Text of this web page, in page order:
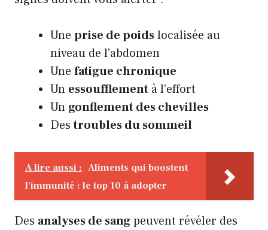
Une prise de poidslocalisée au
niveau de l’abdomen
Une fatigue chronique
Un essoufflement à l’effort
Un gonflement des chevilles
Destroubles du sommeil
A lire aussi : Aliments qui boostent
l'immunité : le top 10 à adopter
Des analyses de sangpeuvent révéler des